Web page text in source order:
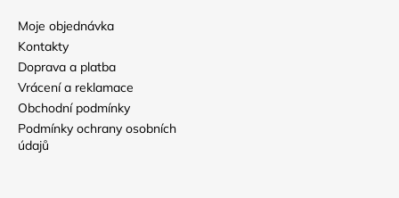
Moje objednávka
Kontakty
Doprava a platba
Vrácení a reklamace
Obchodní podmínky
Podmínky ochrany osobních
údajů